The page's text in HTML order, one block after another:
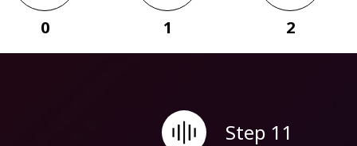
0 1 2
Step 11